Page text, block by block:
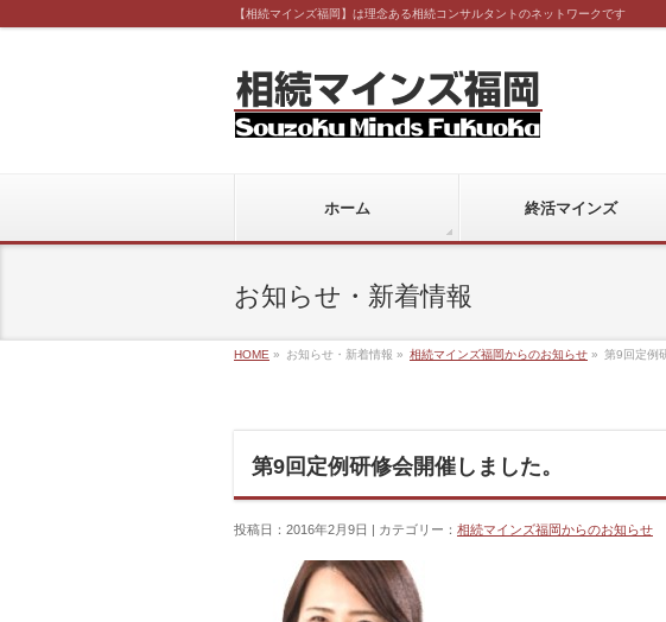
【相続マインズ福岡】は理念ある相続コンサルタントのネットワークです
ホーム 終活マインズ
お知らせ・新着情報
HOME » お知らせ・新着情報 » 相続マインズ福岡からのお知らせ » 第9回定例
第9回定例研修会開催しました。
投稿日：2016年2月9日 | カテゴリー： 相続マインズ福岡からのお知らせ